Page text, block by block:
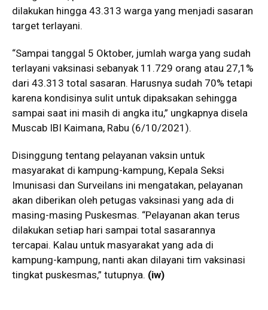
dilakukan hingga 43.313 warga yang menjadi sasaran
target terlayani.
“Sampai tanggal 5 Oktober, jumlah warga yang sudah
terlayani vaksinasi sebanyak 11.729 orang atau 27,1%
dari 43.313 total sasaran. Harusnya sudah 70% tetapi
karena kondisinya sulit untuk dipaksakan sehingga
sampai saat ini masih di angka itu,” ungkapnya disela
Muscab IBI Kaimana, Rabu (6/10/2021).
Disinggung tentang pelayanan vaksin untuk
masyarakat di kampung-kampung, Kepala Seksi
Imunisasi dan Surveilans ini mengatakan, pelayanan
akan diberikan oleh petugas vaksinasi yang ada di
masing-masing Puskesmas. “Pelayanan akan terus
dilakukan setiap hari sampai total sasarannya
tercapai. Kalau untuk masyarakat yang ada di
kampung-kampung, nanti akan dilayani tim vaksinasi
tingkat puskesmas,” tutupnya. (iw)